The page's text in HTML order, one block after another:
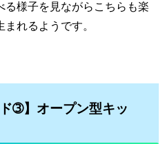
る様子を見ながらこちらも楽
れるようです。
➂】 オープン型キッ